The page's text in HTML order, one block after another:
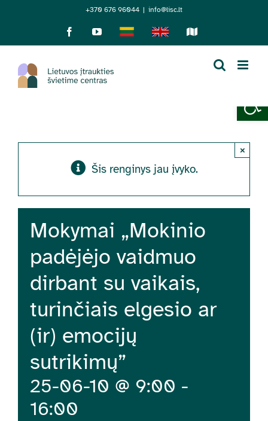
+370 676 96044 | info@lisc.lt
FacebookYouTubeLietuviškaiEnglish
Sensorinis
Šis renginys jau įvyko.
×
Mokymai „Mokinio
padėjėjo vaidmuo
dirbant su vaikais,
turinčiais elgesio ar
(ir) emocijų
sutrikimų”
25-06-10 @ 9:00 -
16:00